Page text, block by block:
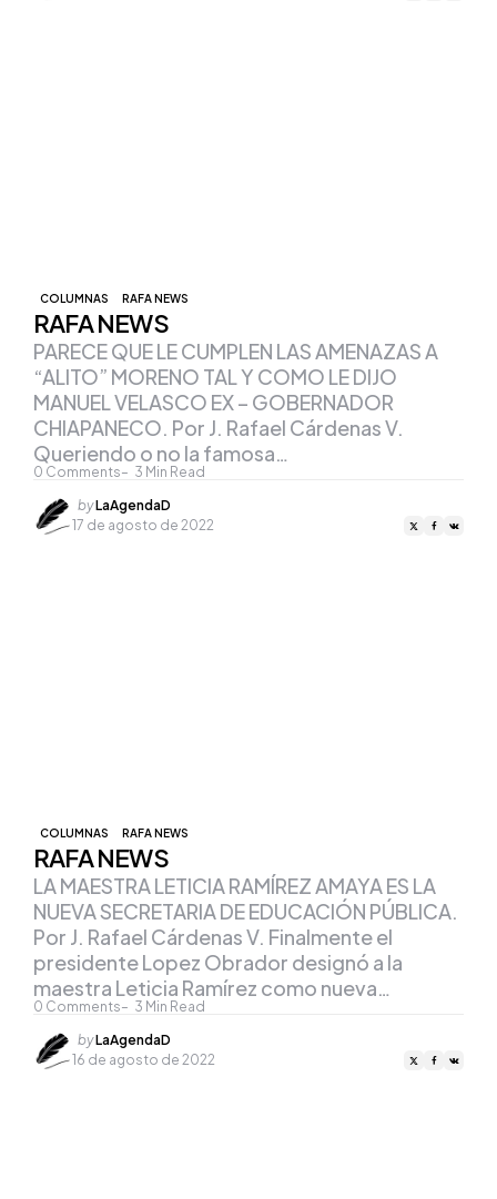
COLUMNAS RAFA NEWS
RAFA NEWS
0 Comments 3 Min Read
PARECE QUE LE CUMPLEN LAS AMENAZAS A
“ALITO” MORENO TAL Y COMO LE DIJO
MANUEL VELASCO EX – GOBERNADOR
CHIAPANECO. Por J. Rafael Cárdenas V.
Queriendo o no la famosa…
Posted
by
byLaAgendaD
17 de agosto de 2022
COLUMNAS RAFA NEWS
RAFA NEWS
0 Comments 3 Min Read
LA MAESTRA LETICIA RAMÍREZ AMAYA ES LA
NUEVA SECRETARIA DE EDUCACIÓN PÚBLICA.
Por J. Rafael Cárdenas V. Finalmente el
presidente Lopez Obrador designó a la
maestra Leticia Ramírez como nueva…
Posted
by
byLaAgendaD
16 de agosto de 2022